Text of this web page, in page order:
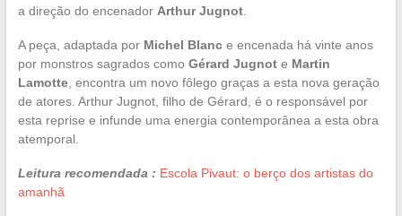
a direção do encenador Arthur Jugnot.
A peça, adaptada por Michel Blance encenada há vinte anos
por monstros sagrados como Gérard Jugnote Martin
Lamotte, encontra um novo fôlego graças a esta nova geração
de atores. Arthur Jugnot, filho de Gérard, é o responsável por
esta reprise e infunde uma energia contemporânea a esta obra
atemporal.
Leitura recomendada : Escola Pivaut: o berço dos artistas do
amanhã